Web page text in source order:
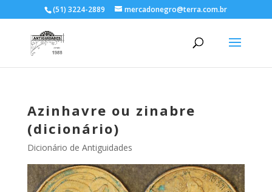
(51) 3224-2889 mercadonegro@terra.com.br
Azinhavre ou zinabre
(dicionário)
Dicionário de Antiguidades